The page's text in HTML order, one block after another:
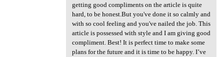
getting good compliments on the article is quite
hard, to be honest.But you've done it so calmly and
with so cool feeling and you've nailed the job. This
article is possessed with style and I am giving good
compliment. Best! It is perfect time to make some
plans for the future and it is time to be happy. I’ve